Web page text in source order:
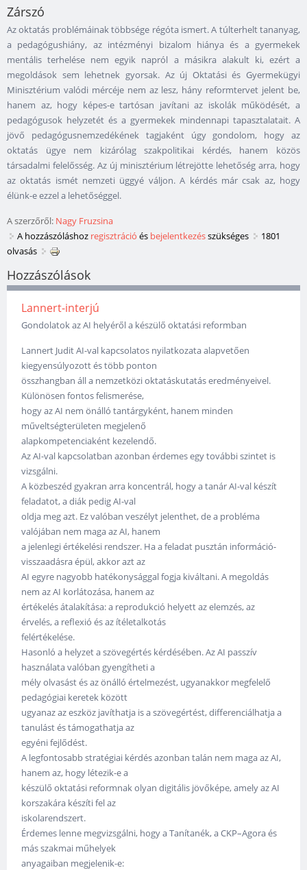
Zárszó
Az oktatás problémáinak többsége régóta ismert. A túlterhelt tananyag,
a pedagógushiány, az intézményi bizalom hiánya és a gyermekek
mentális terhelése nem egyik napról a másikra alakult ki, ezért a
megoldások sem lehetnek gyorsak. Az új Oktatási és Gyermekügyi
Minisztérium valódi mércéje nem az lesz, hány reformtervet jelent be,
hanem az, hogy képes-e tartósan javítani az iskolák működését, a
pedagógusok helyzetét és a gyermekek mindennapi tapasztalatait. A
jövő pedagógusnemzedékének tagjaként úgy gondolom, hogy az
oktatás ügye nem kizárólag szakpolitikai kérdés, hanem közös
társadalmi felelősség. Az új minisztérium létrejötte lehetőség arra, hogy
az oktatás ismét nemzeti üggyé váljon. A kérdés már csak az, hogy
élünk-e ezzel a lehetőséggel.
A szerzőről: Nagy Fruzsina
A hozzászóláshoz regisztráció és bejelentkezésszükséges
1801
olvasás
Hozzászólások
Lannert-interjú
Gondolatok az AI helyéről a készülő oktatási reformban
Lannert Judit AI-val kapcsolatos nyilatkozata alapvetően
kiegyensúlyozott és több ponton
összhangban áll a nemzetközi oktatáskutatás eredményeivel.
Különösen fontos felismerése,
hogy az AI nem önálló tantárgyként, hanem minden
műveltségterületen megjelenő
alapkompetenciaként kezelendő.
Az AI-val kapcsolatban azonban érdemes egy további szintet is
vizsgálni.
A közbeszéd gyakran arra koncentrál, hogy a tanár AI-val készít
feladatot, a diák pedig AI-val
oldja meg azt. Ez valóban veszélyt jelenthet, de a probléma
valójában nem maga az AI, hanem
a jelenlegi értékelési rendszer. Ha a feladat pusztán információ-
visszaadásra épül, akkor azt az
AI egyre nagyobb hatékonysággal fogja kiváltani. A megoldás
nem az AI korlátozása, hanem az
értékelés átalakítása: a reprodukció helyett az elemzés, az
érvelés, a reflexió és az ítéletalkotás
felértékelése.
Hasonló a helyzet a szövegértés kérdésében. Az AI passzív
használata valóban gyengítheti a
mély olvasást és az önálló értelmezést, ugyanakkor megfelelő
pedagógiai keretek között
ugyanaz az eszköz javíthatja is a szövegértést, differenciálhatja a
tanulást és támogathatja az
egyéni fejlődést.
A legfontosabb stratégiai kérdés azonban talán nem maga az AI,
hanem az, hogy létezik-e a
készülő oktatási reformnak olyan digitális jövőképe, amely az AI
korszakára készíti fel az
iskolarendszert.
Érdemes lenne megvizsgálni, hogy a Tanítanék, a CKP–Agora és
más szakmai műhelyek
anyagaiban megjelenik-e: